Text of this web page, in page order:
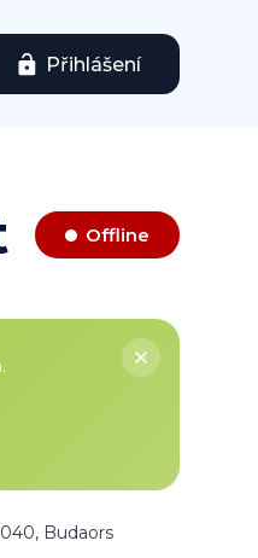
Přihlášení
Offline
Budaors